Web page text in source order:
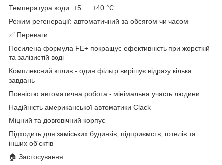
Температура води: +5 … +40 °C
Режим регенерації: автоматичний за обсягом чи часом
✅ Переваги
Посилена формула FE+ покращує ефективність при жорсткій
та залізистій воді
Комплексний вплив - один фільтр вирішує відразу кілька
завдань
Повністю автоматична робота - мінімальна участь людини
Надійність американської автоматики Clack
Міцний та довговічний корпус
Підходить для заміських будинків, підприємств, готелів та
інших об'єктів
🏠 Застосування